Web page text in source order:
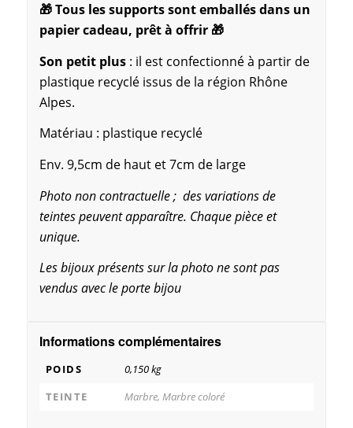
🎁 Tous les supports sont emballés dans un
papier cadeau, prêt à offrir 🎁
Son petit plus: il est confectionné à partir de
plastique recyclé issus de la région Rhône
Alpes.
Matériau : plastique recyclé
Env. 9,5cm de haut et 7cm de large
Photo non contractuelle ; des variations de
teintes peuvent apparaître. Chaque pièce et
unique.
Les bijoux présents sur la photo ne sont pas
vendus avec le porte bijou
Informations complémentaires
POIDS
0,150 kg
TEINTE
Marbre, Marbre coloré